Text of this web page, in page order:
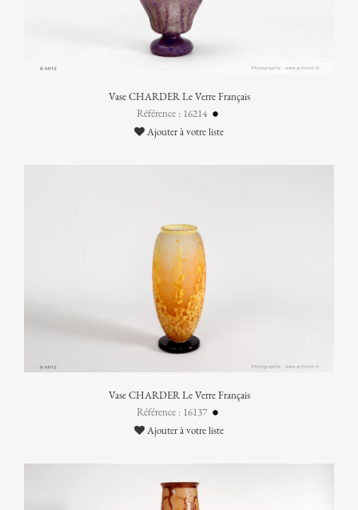
Vase CHARDER Le Verre Français
Référence : 16214
Ajouter à votre liste
Vase CHARDER Le Verre Français
Référence : 16137
Ajouter à votre liste